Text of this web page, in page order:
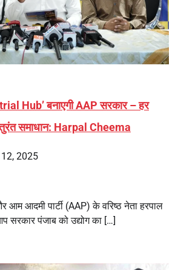
Hub’ बनाएगी AAP सरकार – हर
समाधान: Harpal Cheema
2025
आम आदमी पार्टी (AAP) के वरिष्ठ नेता हरपाल
सरकार पंजाब को उद्योग का […]